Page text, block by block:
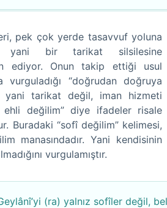
pek çok yerde tasavvuf yoluna
yani bir tarikat silsilesine
ediyor. Onun takip ettiği usul
vurguladığı “doğrudan doğruya
yani tarikat değil, iman hizmeti
ehli değilim” diye ifadeler risale
Buradaki “sofî değilim” kelimesi,
manasındadır. Yani kendisinin
vurgulamıştır.
(ra) yalnız sofîler değil,